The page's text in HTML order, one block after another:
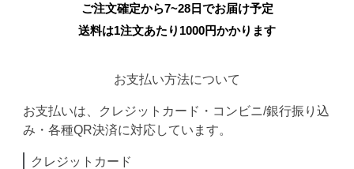
ご注文確定から7~28日でお届け予定
送料は1注文あたり 1000円かかります
お支払い方法について
お支払いは、クレジットカード・コンビニ/銀行振り込
み・各種QR決済に対応しています。
クレジットカード